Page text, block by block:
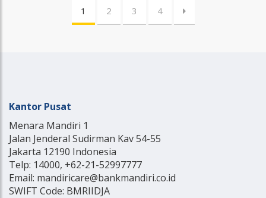
1 2 3 4
Kantor Pusat
Menara Mandiri 1
Jalan Jenderal Sudirman Kav 54-55
Jakarta 12190 Indonesia
Telp: 14000, +62-21-52997777
Email: mandiricare@bankmandiri.co.id
SWIFT Code: BMRIIDJA